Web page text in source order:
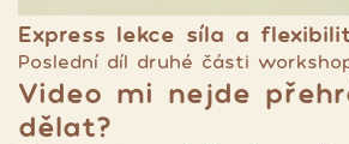
Express lekce síla a
Poslední díl druhé části
Video mi nejde
dělat?